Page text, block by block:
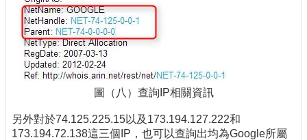
圖（八）查詢IP相關資訊
另外對於74.125.225.15以及173.194.127.222和
173.194.72.138這三個IP，也可以查詢出均為Google所屬